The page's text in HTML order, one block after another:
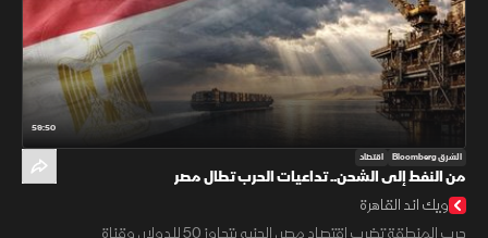
59:50
الشرق Bloomberg اقتصاد
من النفط إلى الشحن.. تداعيات الحرب تطال مصر
ويك اند القاهرة